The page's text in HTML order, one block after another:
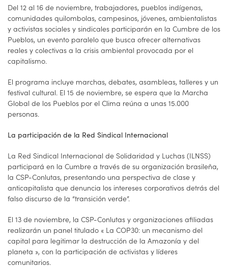
Del 12 al 16 de noviembre, trabajadores, pueblos indígenas,
comunidades quilombolas, campesinos, jóvenes, ambientalistas
y activistas sociales y sindicales participarán en la Cumbre de los
Pueblos, un evento paralelo que busca ofrecer alternativas
reales y colectivas a la crisis ambiental provocada por el
capitalismo.
El programa incluye marchas, debates, asambleas, talleres y un
festival cultural. El 15 de noviembre, se espera que la Marcha
Global de los Pueblos por el Clima reúna a unas 15.000
personas.
La participación de la Red Sindical Internacional
La Red Sindical Internacional de Solidaridad y Luchas (ILNSS)
participará en la Cumbre a través de su organización brasileña,
la CSP-Conlutas, presentando una perspectiva de clase y
anticapitalista que denuncia los intereses corporativos detrás del
falso discurso de la “transición verde”.
El 13 de noviembre, la CSP-Conlutas y organizaciones afiliadas
realizarán un panel titulado « La COP30: un mecanismo del
capital para legitimar la destrucción de la Amazonía y del
planeta », con la participación de activistas y líderes
comunitarios.